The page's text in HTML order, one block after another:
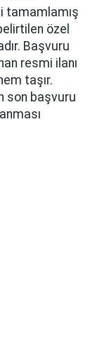
tamamlamış
özel
Başvuru
resmi ilanı
taşır.
son başvuru